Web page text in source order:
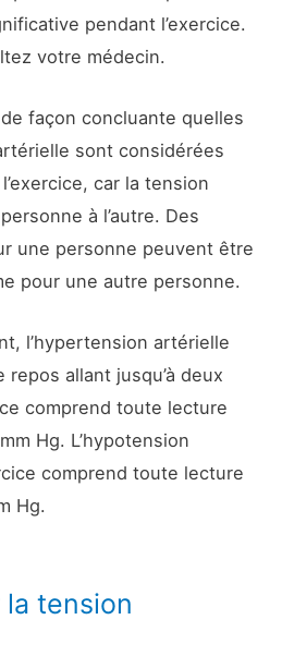
pendant l’exercice.
votre médecin.
façon concluante quelles
sont considérées
car la tension
à l’autre. Des
une personne peuvent être
pour une autre personne.
l’hypertension artérielle
allant jusqu’à deux
comprend toute lecture
Hg. L’hypotension
comprend toute lecture
Hg.
la tension